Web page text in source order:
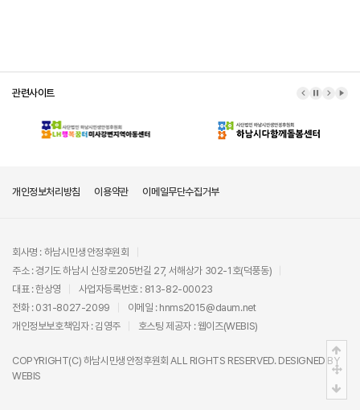
관련사이트 이전 배너
배너 정지
다음 배
배
개인정보처리방침 이용약관 이메일무단수집거부
회사명 : 하남시민생안정후원회
주소 : 경기도 하남시 신장로205번길 27, 서해상가 302-1호(덕풍동)
대표 : 한상영
사업자등록번호 : 813-82-00023
전화 : 031-8027-2099
이메일 : hnms2015@daum.net
개인정보보호책임자 : 김영주
호스팅 제공자 :웹이즈(WEBIS)
COPYRIGHT(C) 하남시민생안정후원회 ALL RIGHTS RESERVED. DESIGNED BY
WEBIS
중